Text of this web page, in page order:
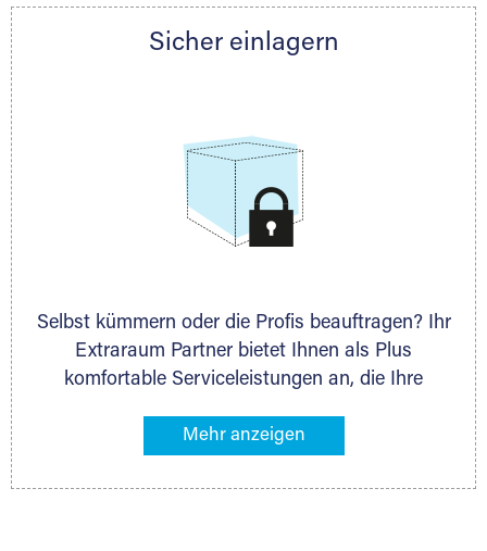
persönlich hinsichtlich Lagervolumen und zu
Sicher einlagern
Selbst kümmern oder die Profis beauftragen? Ihr
Extraraum Partner bietet Ihnen als Plus
komfortable Serviceleistungen an, die Ihre
gehören z. B. Verpackungsservice, Lieferung von
Ihr Lagergut wird bei Ihrem Extraraum Partner